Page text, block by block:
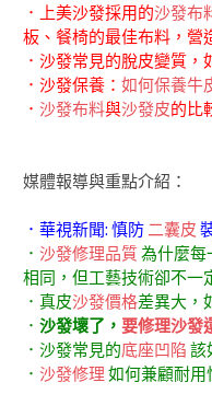
．上美沙發採用的沙發布
板、餐椅的最佳布料，營
．沙發常見的脫皮變質，
．沙發保養： 如何保養牛
． 沙發布料與沙發皮的比
媒體報導與重點介紹：
．華視新聞: 慎防二囊皮
． 沙發修理品質為什麼每
相同，但工藝技術卻不一
．真皮沙發價格差異大，
． 沙發壞了， 要修理沙發
．沙發常見的底座凹陷 該
． 沙發修理 如何兼顧耐用